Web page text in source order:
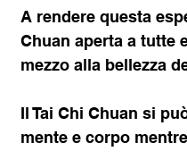
A rendere questa
Chuan aperta a tutte
mezzo alla bellezza
Il Tai Chi Chuan si
mente e corpo